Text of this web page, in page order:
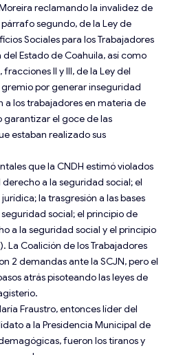
reclamando la invalidez de
párrafo segundo, de la Ley de
Sociales para los Trabajadores
Estado de Coahuila, así como
II y III, de la Ley del
por generar inseguridad
a los trabajadores en materia de
garantizar el goce de las
estaban realizado sus
que la CNDH estimó violados
a la seguridad social; el
la trasgresión a las bases
social; el principio de
a la seguridad social y el principio
La Coalición de los Trabajadores
2 demandas ante la SCJN, pero el
atrás pisoteando las leyes de
Fraustro, entonces líder del
a la Presidencia Municipal de
fueron los tiranos y